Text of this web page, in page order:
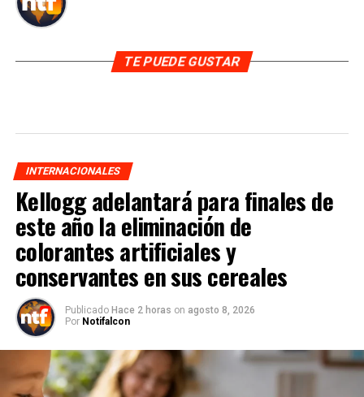
TE PUEDE GUSTAR
INTERNACIONALES
Kellogg adelantará para finales de
este año la eliminación de
colorantes artificiales y
conservantes en sus cereales
Publicado Hace 2 horas on agosto 8, 2026
Por Notifalcon